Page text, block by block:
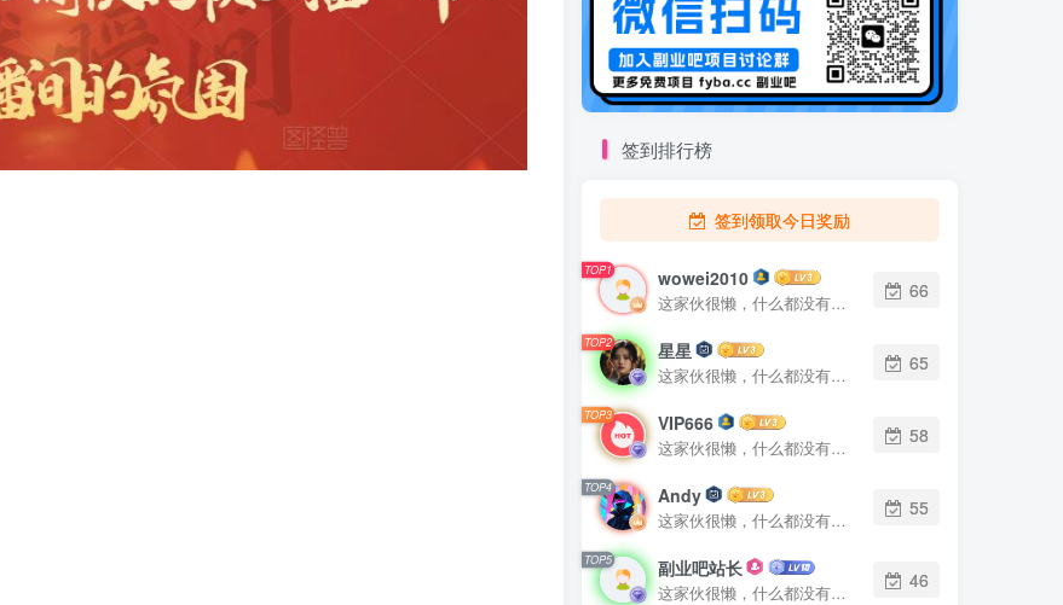
签到排行榜
签到领取今日奖励
TOP1 wowei2010
这家伙很懒，什么都没有写...
66
TOP2 星星
这家伙很懒，什么都没有写...
65
TOP3 VIP666
这家伙很懒，什么都没有写...
58
TOP4 Andy
这家伙很懒，什么都没有写...
55
TOP5 副业吧站长
这家伙很懒，什么都没有写...
46